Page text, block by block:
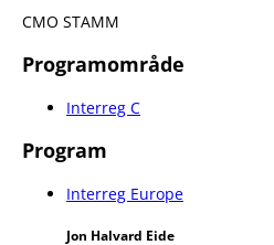
CMO STAMM
Programområde
Interreg C
Program
Interreg Europe
Jon Halvard Eide